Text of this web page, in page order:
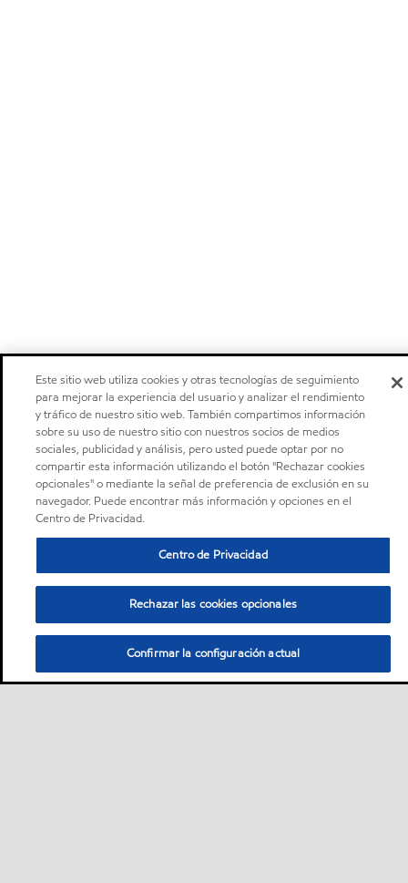
Este sitio web utiliza cookies y otras tecnologías de seguimiento
para mejorar la experiencia del usuario y analizar el rendimiento
y tráfico de nuestro sitio web. También compartimos información
sobre su uso de nuestro sitio con nuestros socios de medios
sociales, publicidad y análisis, pero usted puede optar por no
compartir esta información utilizando el botón "Rechazar cookies
opcionales" o mediante la señal de preferencia de exclusión en su
navegador. Puede encontrar más información y opciones en el
Centro de Privacidad.
Centro de Privacidad
Rechazar las cookies opcionales
Confirmar la configuración actual